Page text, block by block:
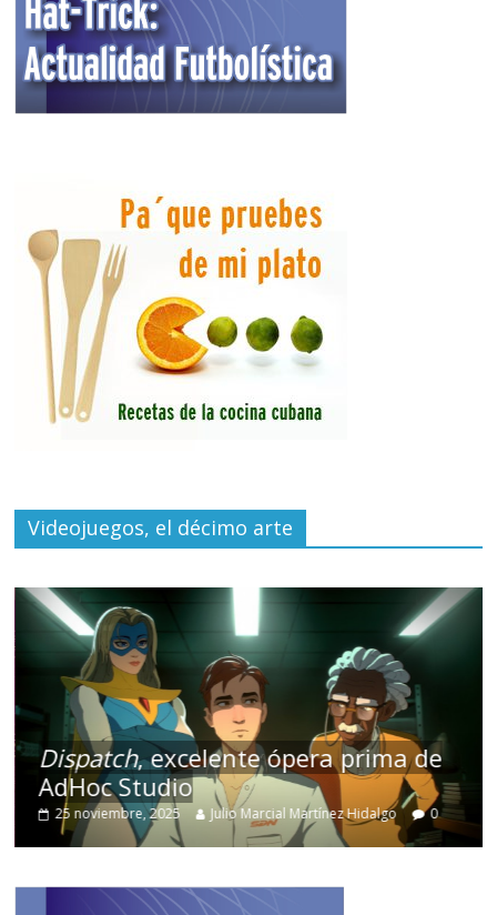
Videojuegos, el décimo arte
Dispatch, excelente ópera prima de
AdHoc Studio
25 noviembre, 2025 Julio Marcial Martínez Hidalgo 0